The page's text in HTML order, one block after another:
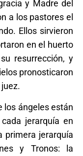
y Madre del
a los pastores el
Ellos sirvieron
en el huerto
resurrección, y
pronosticaron
los ángeles están
jerarquía en
primera jerarquía
y Tronos: la